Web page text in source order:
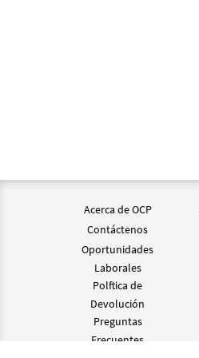
Acerca de OCP
Contáctenos
Oportunidades
Laborales
Polftica de
Devolución
Preguntas
Frecuentes